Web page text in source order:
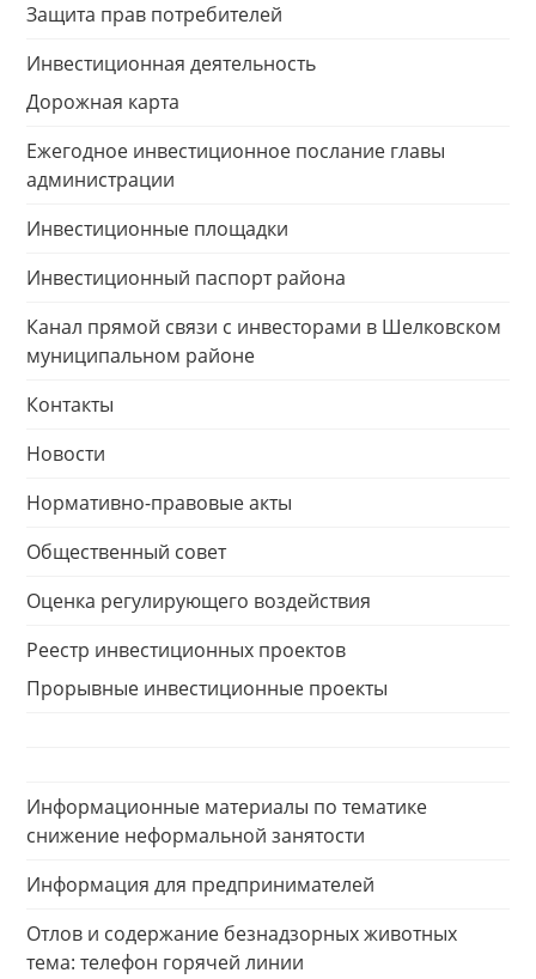
Защита прав потребителей
Инвестиционная деятельность
Дорожная карта
Ежегодное инвестиционное послание главы
администрации
Инвестиционные площадки
Инвестиционный паспорт района
Канал прямой связи с инвесторами в Шелковском
муниципальном районе
Контакты
Новости
Нормативно-правовые акты
Общественный совет
Оценка регулирующего воздействия
Реестр инвестиционных проектов
Прорывные инвестиционные проекты
Информационные материалы по тематике
снижение неформальной занятости
Информация для предпринимателей
Отлов и содержание безнадзорных животных
тема: телефон горячей линии